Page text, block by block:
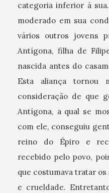
categoria inferior à
moderado em sua
vários outros jovens
Antígona, filha de
nascida antes do
Esta aliança tornou
consideração de que
Antígona, a qual se
com ele, conseguiu
reino do Épiro e
recebido pelo povo,
que costumava tratar
e crueldade.